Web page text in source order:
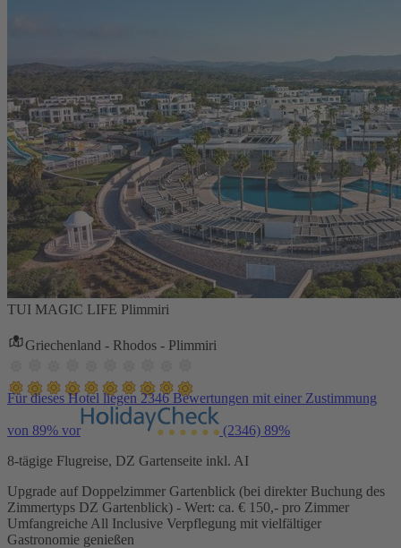
TUI MAGIC LIFE Plimmiri
Griechenland - Rhodos - Plimmiri
Für dieses Hotel liegen 2346 Bewertungen mit einer Zustimmung
von 89% vor (2346) 89%
8-tägige Flugreise, DZ Gartenseite inkl. AI
Upgrade auf Doppelzimmer Gartenblick (bei direkter Buchung des
Zimmertyps DZ Gartenblick) - Wert: ca. € 150,- pro Zimmer
Umfangreiche All Inclusive Verpflegung mit vielfältiger
Gastronomie genießen